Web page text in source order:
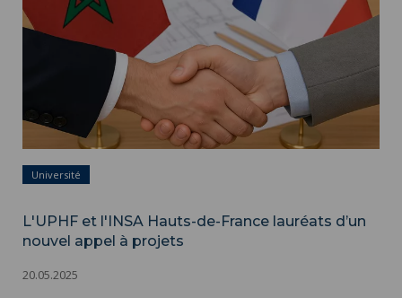
Université
L'UPHF et l'INSA Hauts-de-France lauréats d’un
nouvel appel à projets
20.05.2025